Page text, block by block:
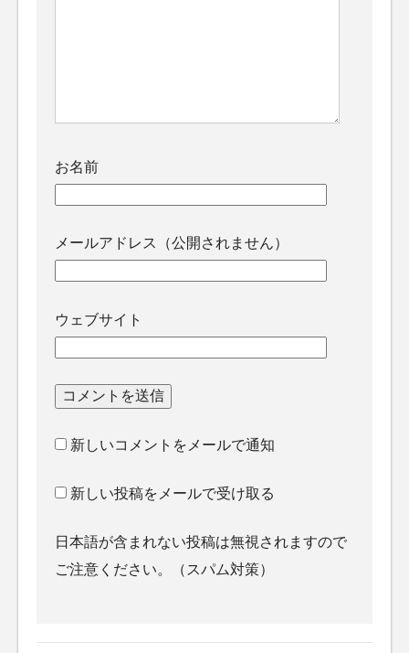
お名前
メールアドレス（公開されません）
ウェブサイト
新しいコメントをメールで通知
新しい投稿をメールで受け取る
日本語が含まれない投稿は無視されますので
ご注意ください。（スパム対策）